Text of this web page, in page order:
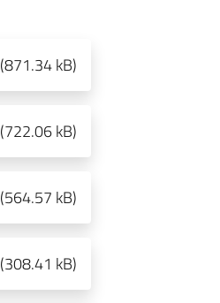
(871.34 kB)
(722.06 kB)
(564.57 kB)
(308.41 kB)